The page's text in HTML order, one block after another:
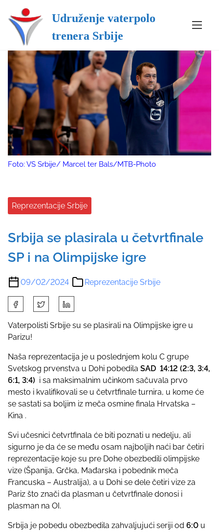
Udruženje vaterpolo
trenera Srbije
Foto: VS Srbije/ Marcel ter Bals/MTB-Photo
Reprezentacije Srbije
Srbija se plasirala u četvrtfinale
SP i na Olimpijske igre
09/02/2024 Reprezentacije Srbije
h
a
r
t
h
i
s
p
o
s
:
Vaterpolisti Srbije su se plasirali na Olimpijske igre u
Parizu!
Naša reprezentacija je u poslednjem kolu C grupe
Svetskog prvenstva u Dohi pobedila SAD 14:12 (2:3, 3:4,
6:1, 3:4) i sa maksimalnim učinkom sačuvala prvo
mesto i kvalifikovali se u četvrtfinale turnira, u kome će
se sastati sa boljim iz meča osmine finala Hrvatska –
Kina .
Svi učesnici četvrtfinala će biti poznati u nedelju, ali
sigurno je da će se među osam najboljih naći bar četiri
reprezentacije koje su pre Dohe obezbedili olimpijske
vize (Španija, Grčka, Mađarska i pobednik meča
Francuska – Australija), a u Dohi se dele četiri vize za
Pariz što znači da plasman u četvrtfinale donosi i
plasman na OI.
Srbija je pobedu obezbedila zahvaljujući seriji od 6:0 u